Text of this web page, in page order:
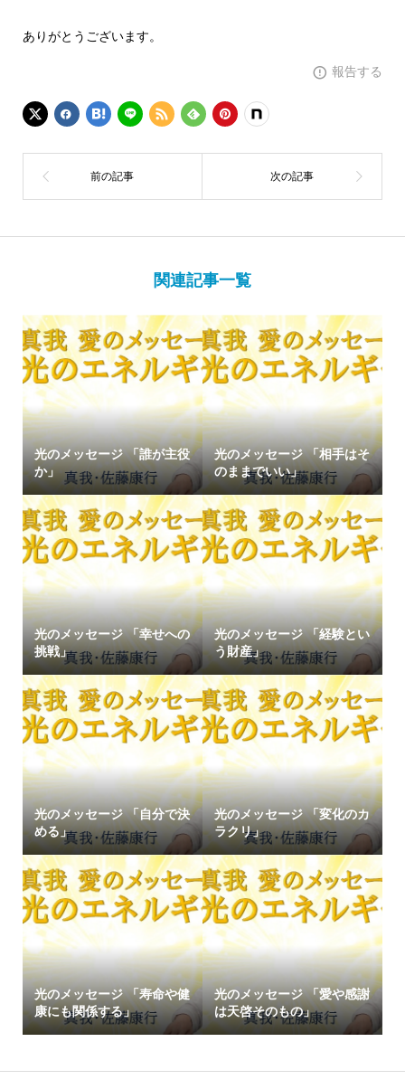
ありがとうございます。
報告する
関連記事一覧
光のメッセージ 「誰が主役
か」
光のメッセージ 「相手はそ
のままでいい」
光のメッセージ 「幸せへの
挑戦」
光のメッセージ 「経験とい
う財産」
光のメッセージ 「自分で決
める」
光のメッセージ 「変化のカ
ラクリ」
光のメッセージ 「寿命や健
康にも関係する」
光のメッセージ 「愛や感謝
は天啓そのもの」